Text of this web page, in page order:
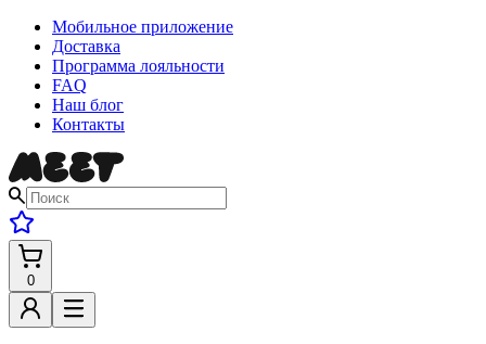
Мобильное приложение
Доставка
Программа лояльности
FAQ
Наш блог
Контакты
0